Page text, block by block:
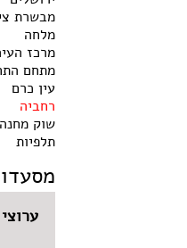
מבשרת
מלחה
מרכז
מתחם
עין כרם
רחביה
שוק
תלפיות